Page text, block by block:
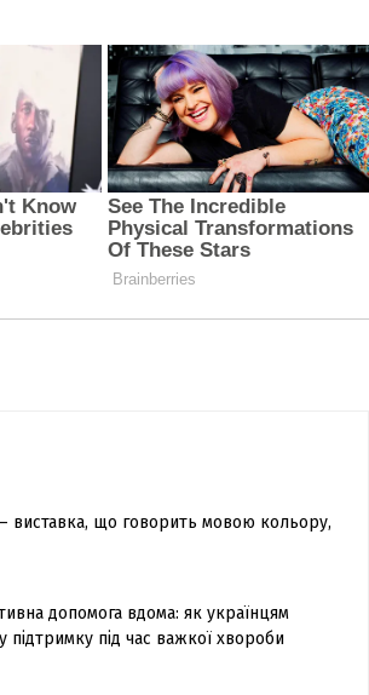
— виставка, що говорить мовою кольору,
допомога вдома: як українцям
підтримку під час важкої хвороби